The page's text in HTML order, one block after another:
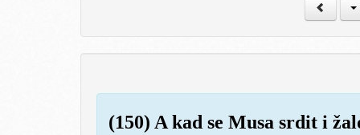
(150) A kad se Musa srdit i